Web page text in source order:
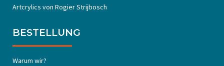
Artcrylics von Rogier Strijbosch
BESTELLUNG
Warum wir?